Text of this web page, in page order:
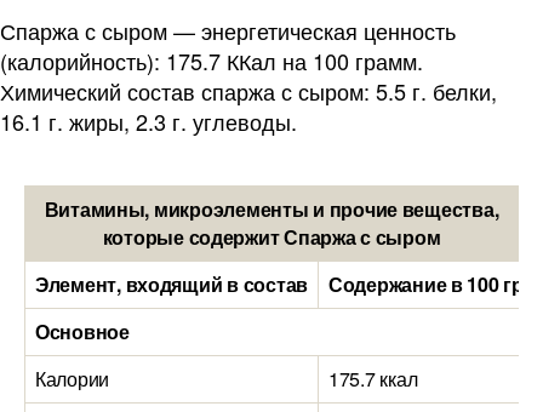
Спаржа с сыром — энергетическая ценность
(калорийность): 175.7 ККал на 100 грамм.
Химический состав спаржа с сыром: 5.5 г. белки,
16.1 г. жиры, 2.3 г. углеводы.
Витамины, микроэлементы и прочие вещества,
которые содержит Спаржа с сыром
Элемент, входящий в состав
Содержание в 100
Основное
Калории
175.7 ккал